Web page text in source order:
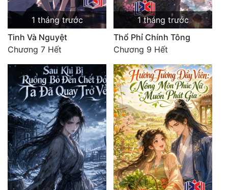
1 tháng trước
Tinh Và Nguyệt
Chương 7 Hết
1 tháng trước
Thổ Phỉ Chính Tông
Chương 9 Hết